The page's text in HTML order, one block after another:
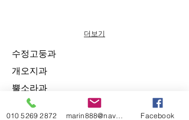
더보기
수정고둥과
개오지과
​뿔소라과
청자고둥과
010 5269 2872 Facebook